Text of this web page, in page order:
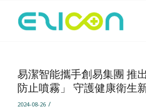
易潔智能攜手創易集團 推
防止噴霧」 守護健康衛生
2024-08-26 /